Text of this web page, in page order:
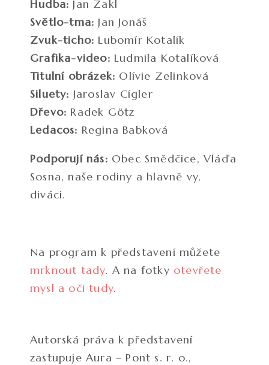
Hudba: Jan Zakl
Světlo-tma: Jan Jonáš
Zvuk-ticho: Lubomír Kotalík
Grafika-video: Ludmila Kotalíková
Titulní obrázek: Olívie Zelinková
Siluety: Jaroslav Cígler
Dřevo: Radek Götz
Ledacos: Regina Babková
Podporují nás: Obec Smědčice, Vláďa
Sosna, naše rodiny a hlavně vy,
diváci.
Na program k představení můžete
mrknout tady. A na fotky otevřete
mysl a oči tudy.
Autorská práva k představení
zastupuje Aura – Pont s. r. o.,